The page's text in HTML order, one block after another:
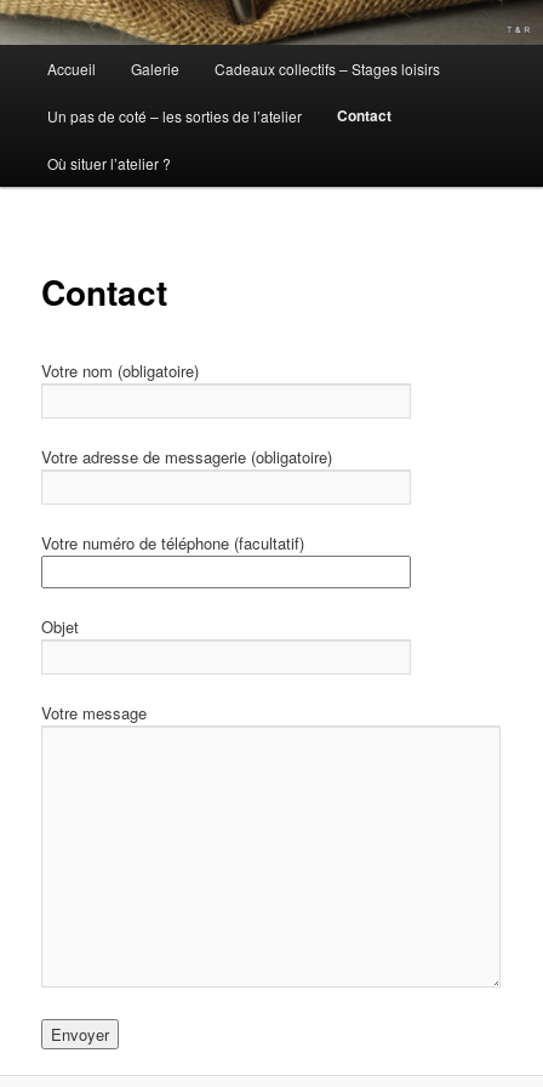
principal
Accueil Galerie Cadeaux collectifs – Stages loisirs
Un pas de coté – les sorties de l’atelier Contact
Où situer l’atelier ?
Contact
Votre nom (obligatoire)
Votre adresse de messagerie (obligatoire)
Votre numéro de téléphone (facultatif)
Objet
Votre message